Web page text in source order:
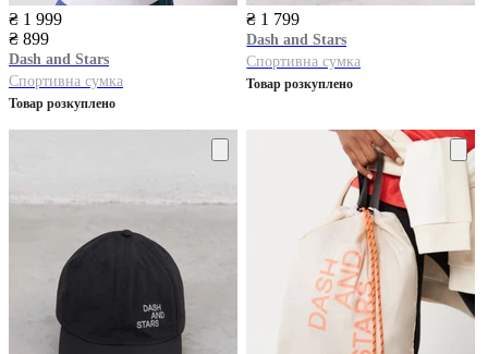
₴ 1 999
₴ 899
Dash and Stars
Спортивна сумка
Товар розкуплено
₴ 1 799
Dash and Stars
Спортивна сумка
Товар розкуплено